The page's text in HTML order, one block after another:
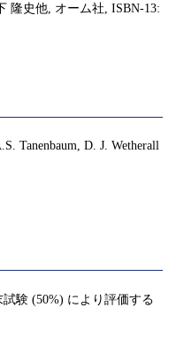
隆史他, オーム社, ISBN-13:
Tanenbaum, D. J. Wetherall
験 (50%) により評価する